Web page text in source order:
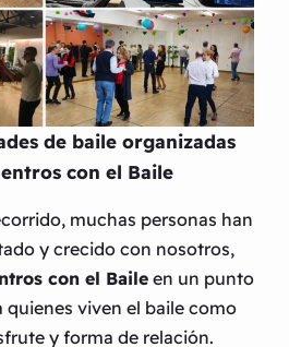
de baile organizadas
con el Baile
muchas personas han
y crecido con nosotros,
con el Baileen un punto
quienes viven el baile como
y forma de relación.